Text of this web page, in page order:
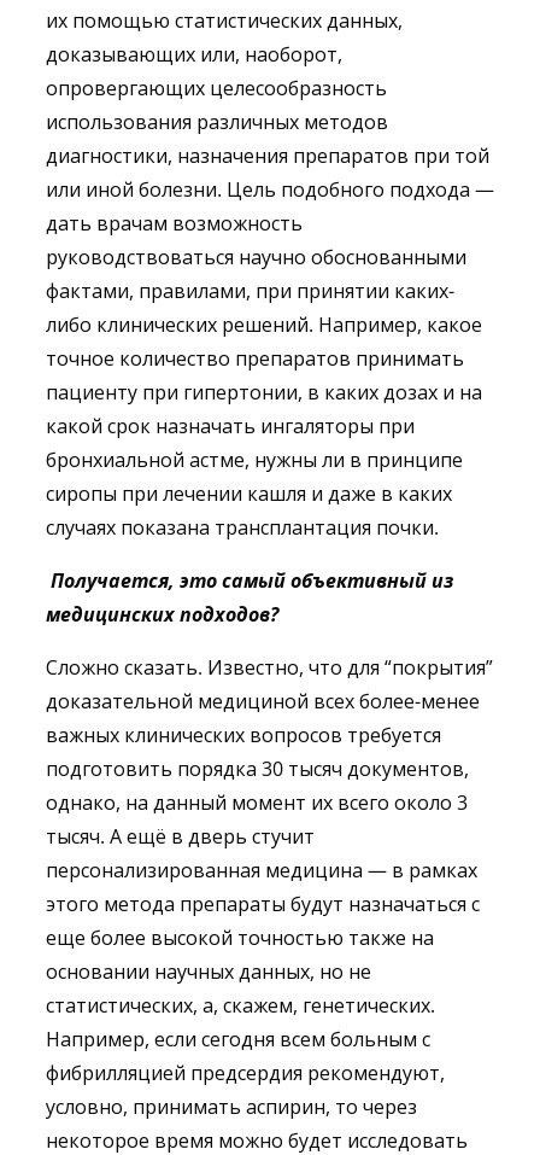
их помощью статистических данных,
доказывающих или, наоборот,
опровергающих целесообразность
использования различных методов
диагностики, назначения препаратов при той
или иной болезни. Цель подобного подхода —
дать врачам возможность
руководствоваться научно обоснованными
фактами, правилами, при принятии каких-
либо клинических решений. Например, какое
точное количество препаратов принимать
пациенту при гипертонии, в каких дозах и на
какой срок назначать ингаляторы при
бронхиальной астме, нужны ли в принципе
сиропы при лечении кашля и даже в каких
случаях показана трансплантация почки.
Получается, это самый объективный из
медицинских подходов?
Сложно сказать. Известно, что для “покрытия”
доказательной медициной всех более-менее
важных клинических вопросов требуется
подготовить порядка 30 тысяч документов,
однако, на данный момент их всего около 3
тысяч. А ещё в дверь стучит
персонализированная медицина — в рамках
этого метода препараты будут назначаться с
еще более высокой точностью также на
основании научных данных, но не
статистических, а, скажем, генетических.
Например, если сегодня всем больным с
фибрилляцией предсердия рекомендуют,
условно, принимать аспирин, то через
некоторое время можно будет исследовать